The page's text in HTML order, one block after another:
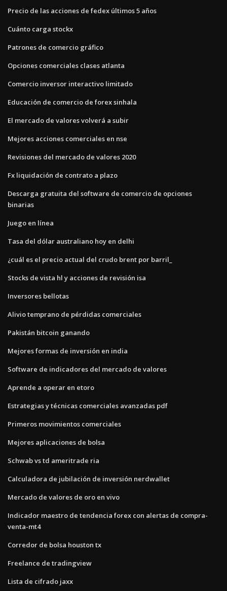
Precio de las acciones de fedex últimos 5 años
Cuánto carga stockx
Patrones de comercio gráfico
Opciones comerciales clases atlanta
Comercio inversor interactivo limitado
Educación de comercio de forex sinhala
El mercado de valores volverá a subir
Mejores acciones comerciales en nse
Revisiones del mercado de valores 2020
Fx liquidación de contrato a plazo
Descarga gratuita del software de comercio de opciones
binarias
Juego en línea
Tasa del dólar australiano hoy en delhi
¿cuál es el precio actual del crudo brent por barril_
Stocks de vista hl y acciones de revisión isa
Inversores bellotas
Alivio temprano de pérdidas comerciales
Pakistán bitcoin ganando
Mejores formas de inversión en india
Software de indicadores del mercado de valores
Aprende a operar en etoro
Estrategias y técnicas comerciales avanzadas pdf
Primeros movimientos comerciales
Mejores aplicaciones de bolsa
Schwab vs td ameritrade ria
Calculadora de jubilación de inversión nerdwallet
Mercado de valores de oro en vivo
Indicador maestro de tendencia forex con alertas de compra-
venta-mt4
Corredor de bolsa houston tx
Freelance de tradingview
Lista de cifrado jaxx